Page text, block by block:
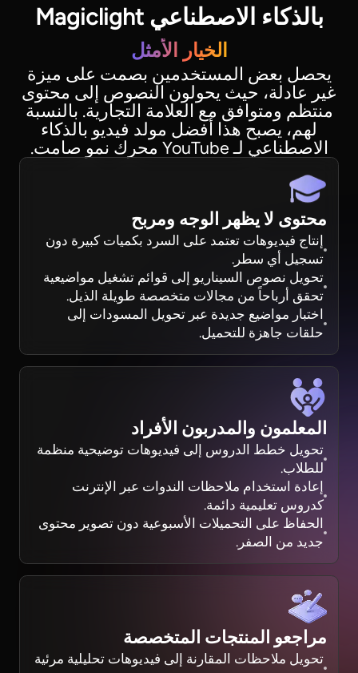
بالذكاء الاصطناعي Magiclight
الخيار الأمثل
يحصل بعض المستخدمين بصمت على ميزة
غير عادلة، حيث يحولون النصوص إلى محتوى
منتظم ومتوافق مع العلامة التجارية. بالنسبة
لهم، يصبح هذا أفضل مولد فيديو بالذكاء
الاصطناعي لـ YouTube محرك نمو صامت.
محتوى لا يظهر الوجه ومربح
إنتاج فيديوهات تعتمد على السرد بكميات كبيرة دون
تسجيل أي سطر.
تحويل نصوص السيناريو إلى قوائم تشغيل مواضيعية
تحقق أرباحاً من مجالات متخصصة طويلة الذيل.
اختبار مواضيع جديدة عبر تحويل المسودات إلى
حلقات جاهزة للتحميل.
المعلمون والمدربون الأفراد
تحويل خطط الدروس إلى فيديوهات توضيحية منظمة
للطلاب.
إعادة استخدام ملاحظات الندوات عبر الإنترنت
كدروس تعليمية دائمة.
الحفاظ على التحميلات الأسبوعية دون تصوير محتوى
جديد من الصفر.
مراجعو المنتجات المتخصصة
تحويل ملاحظات المقارنة إلى فيديوهات تحليلية مرئية